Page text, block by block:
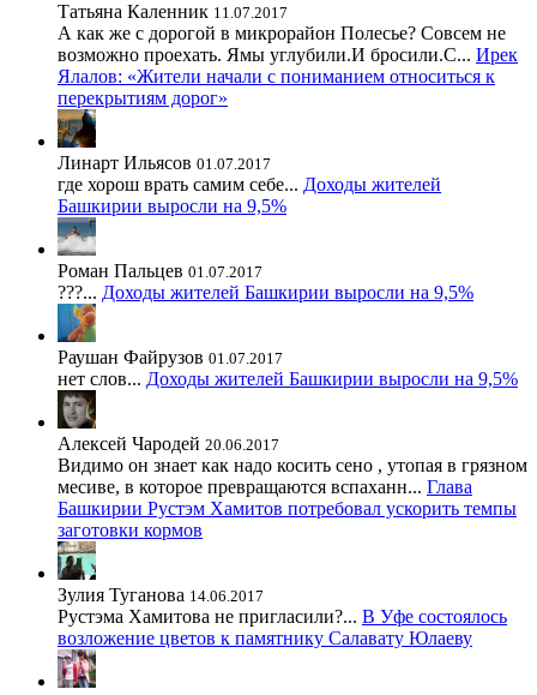
Татьяна Каленник 11.07.2017
А как же с дорогой в микрорайон Полесье? Совсем не
возможно проехать. Ямы углубили.И бросили.С... Ирек
Ялалов: «Жители начали с пониманием относиться к
перекрытиям дорог»
Линарт Ильясов 01.07.2017
где хорош врать самим себе... Доходы жителей
Башкирии выросли на 9,5%
Роман Пальцев 01.07.2017
???... Доходы жителей Башкирии выросли на 9,5%
Раушан Файрузов 01.07.2017
нет слов... Доходы жителей Башкирии выросли на 9,5%
Алексей Чародей 20.06.2017
Видимо он знает как надо косить сено , утопая в грязном
месиве, в которое превращаются вспаханн... Глава
Башкирии Рустэм Хамитов потребовал ускорить темпы
заготовки кормов
Зулия Туганова 14.06.2017
Рустэма Хамитова не пригласили?... В Уфе состоялось
возложение цветов к памятнику Салавату Юлаеву